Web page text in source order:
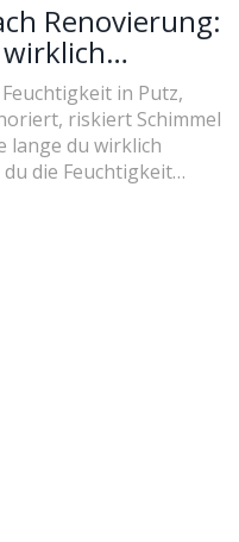
Renovierung:
in Putz,
riskiert Schimmel
lange du wirklich
die Feuchtigkeit